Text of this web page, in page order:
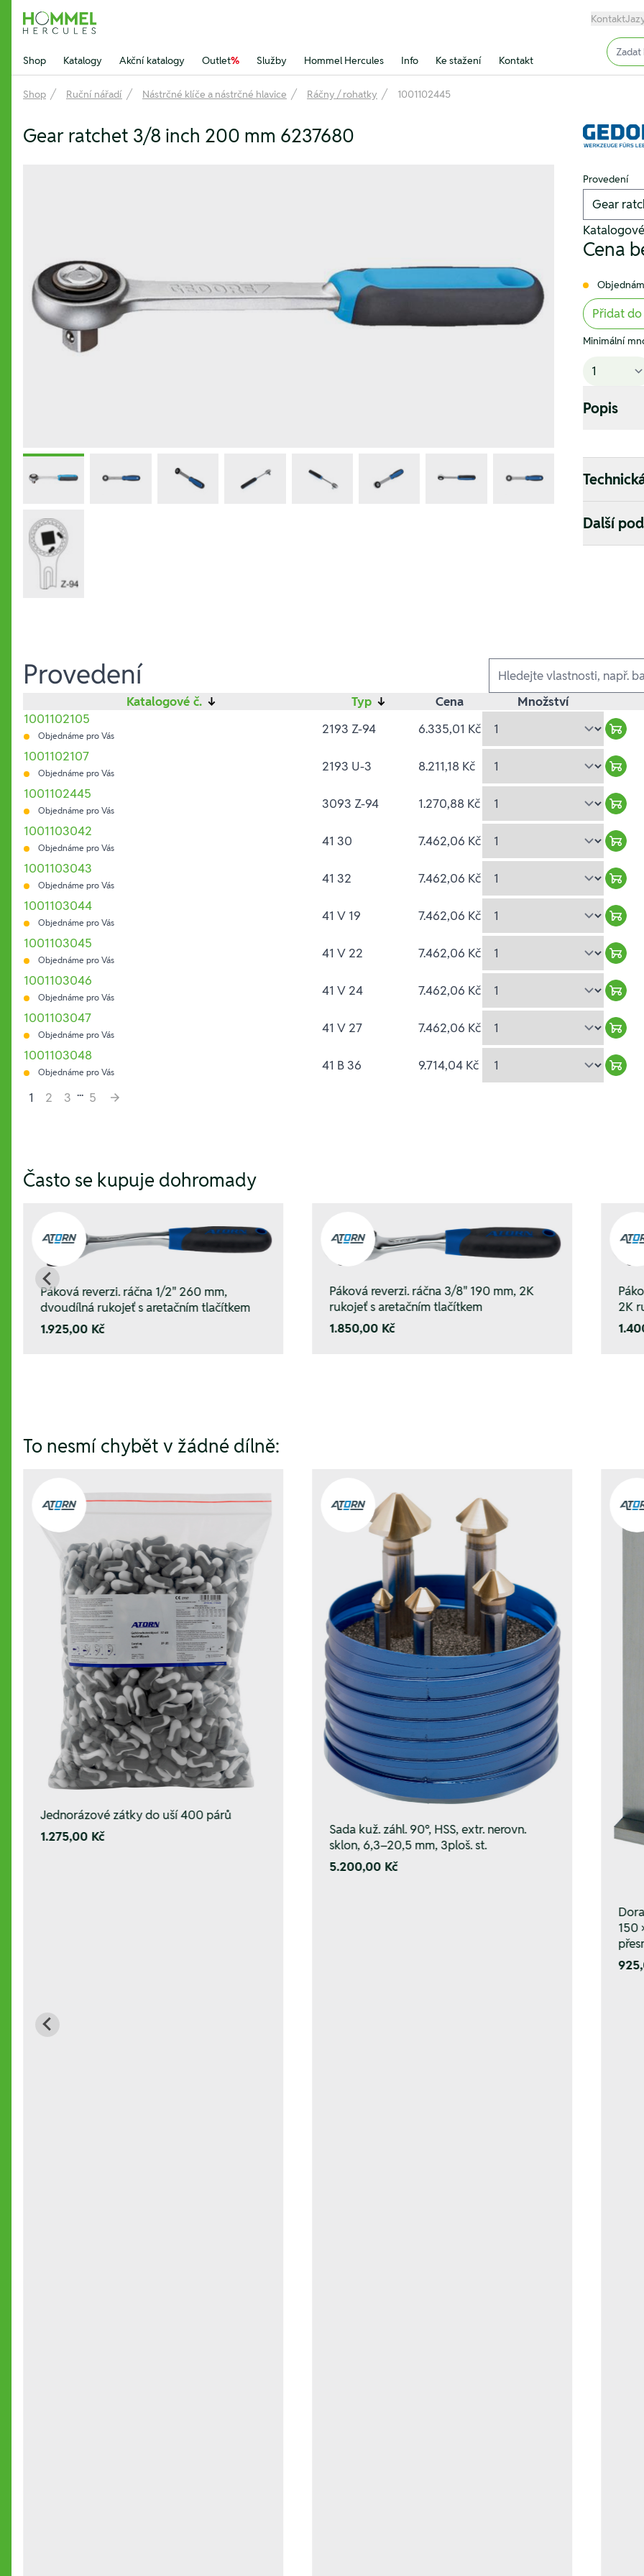
Hommel Hercules
Kontakt
Shop Katalogy Akční katalogy Outlet% Služby Hommel Hercules Info Ke stažení Kontakt
Input
Shop Ruční nářadí Nástrčné klíče a nástrčné hlavice Ráčny / rohatky 1001102445
Gear ratchet 3/8 inch 200 mm 6237680
Provedení
Cena
Přidat
Minimální
Popis
Další
Provedení Ausführungen
Katalogové č. ↓ Typ ↓ Cena
Množství
1001102105
Objednáme pro Vás 2193 Z-94 6.335,01 Kč
1001102107
Objednáme pro Vás 2193 U-3 8.211,18 Kč
1001102445
Objednáme pro Vás 3093 Z-94 1.270,88 Kč
1001103042
Objednáme pro Vás 41 30 7.462,06 Kč
1001103043
Objednáme pro Vás 41 32 7.462,06 Kč
1001103044
Objednáme pro Vás 41 V 19 7.462,06 Kč
1001103045
Objednáme pro Vás 41 V 22 7.462,06 Kč
1001103046
Objednáme pro Vás 41 V 24 7.462,06 Kč
1001103047
Objednáme pro Vás 41 V 27 7.462,06 Kč
1001103048
Objednáme pro Vás 41 B 36 9.714,04 Kč
1
2 3 ... 5
Často se kupuje dohromady
Páková reverzi. ráčna 1/2" 260 mm,
dvoudílná rukojeť s aretačním tlačítkem
1.925,00 Kč
Páková reverzi. ráčna 3/8" 190 mm, 2K
rukojeť s aretačním tlačítkem
1.850,00 Kč
2K
To nesmí chybět v žádné dílně:
Jednorázové zátky do uší 400 párů
1.275,00 Kč
Sada kuž. záhl. 90°, HSS, extr. nerovn.
sklon, 6,3–20,5 mm, 3ploš. st.
5.200,00 Kč
150